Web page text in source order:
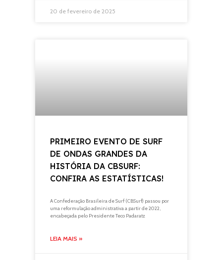
20 de fevereiro de 2025
PRIMEIRO EVENTO DE SURF
DE ONDAS GRANDES DA
HISTÓRIA DA CBSURF:
CONFIRA AS ESTATÍSTICAS!
A Confederação Brasileira de Surf (CBSurf) passou por
uma reformulação administrativa a partir de 2022,
encabeçada pelo Presidente Teco Padaratz
LEIA MAIS »